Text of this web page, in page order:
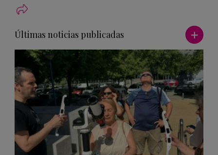
Últimas noticias publicadas Ver más